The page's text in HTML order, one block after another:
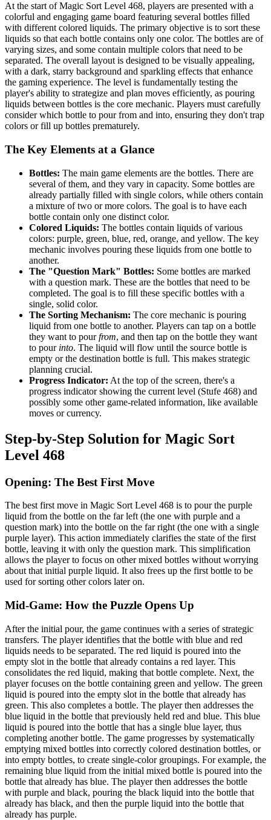
At the start of Magic Sort Level 468, players are presented with a
colorful and engaging game board featuring several bottles filled
with different colored liquids. The primary objective is to sort these
liquids so that each bottle contains only one color. The bottles are of
varying sizes, and some contain multiple colors that need to be
separated. The overall layout is designed to be visually appealing,
with a dark, starry background and sparkling effects that enhance
the gaming experience. The level is fundamentally testing the
player's ability to strategize and plan moves efficiently, as pouring
liquids between bottles is the core mechanic. Players must carefully
consider which bottle to pour from and into, ensuring they don't trap
colors or fill up bottles prematurely.
The Key Elements at a Glance
Bottles: The main game elements are the bottles. There are
several of them, and they vary in capacity. Some bottles are
already partially filled with single colors, while others contain
a mixture of two or more colors. The goal is to have each
bottle contain only one distinct color.
Colored Liquids: The bottles contain liquids of various
colors: purple, green, blue, red, orange, and yellow. The key
mechanic involves pouring these liquids from one bottle to
another.
The "Question Mark" Bottles: Some bottles are marked
with a question mark. These are the bottles that need to be
completed. The goal is to fill these specific bottles with a
single, solid color.
The Sorting Mechanism: The core mechanic is pouring
liquid from one bottle to another. Players can tap on a bottle
they want to pourfrom, and then tap on the bottle they want
to pour into. The liquid will flow until the source bottle is
empty or the destination bottle is full. This makes strategic
planning crucial.
Progress Indicator: At the top of the screen, there's a
progress indicator showing the current level (Stufe 468) and
possibly some other game-related information, like available
moves or currency.
Step-by-Step Solution for Magic Sort
Level 468
Opening: The Best First Move
The best first move in Magic Sort Level 468 is to pour the purple
liquid from the bottle on the far left (the one with purple and a
question mark) into the bottle on the far right (the one with a single
purple layer). This action immediately clarifies the state of the first
bottle, leaving it with only the question mark. This simplification
allows the player to focus on other mixed bottles without worrying
about that initial purple liquid. It also frees up the first bottle to be
used for sorting other colors later on.
Mid-Game: How the Puzzle Opens Up
After the initial pour, the game continues with a series of strategic
transfers. The player identifies that the bottle with blue and red
liquids needs to be separated. The red liquid is poured into the
empty slot in the bottle that already contains a red layer. This
consolidates the red liquid, making that bottle complete. Next, the
player focuses on the bottle containing green and yellow. The green
liquid is poured into the empty slot in the bottle that already has
green. This also completes a bottle. The player then addresses the
blue liquid in the bottle that previously held red and blue. This blue
liquid is poured into the bottle that has a single blue layer, thus
completing another bottle. The game progresses by systematically
emptying mixed bottles into correctly colored destination bottles, or
into empty bottles, to create single-color groupings. For example, the
remaining blue liquid from the initial mixed bottle is poured into the
bottle that already has blue. The player then addresses the bottle
with purple and black, pouring the black liquid into the bottle that
already has black, and then the purple liquid into the bottle that
already has purple.